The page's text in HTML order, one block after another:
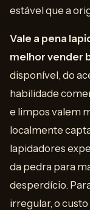
estável que a
Vale a pena
melhor vender
disponível, do
habilidade
e limpos valem
localmente
lapidadores
da pedra para
desperdício.
irregular, o